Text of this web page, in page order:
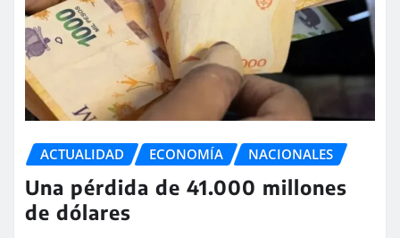
ACTUALIDAD ECONOMÍA NACIONALES
Una pérdida de 41.000 millones
de dólares